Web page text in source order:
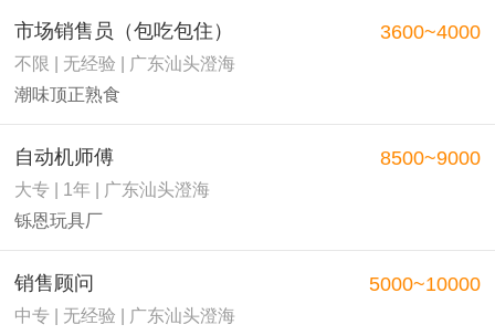
市场销售员（包吃包住）
不限 | 无经验 | 广东汕头澄海
潮味顶正熟食
3600~4000
自动机师傅
大专 | 1年 | 广东汕头澄海
铄恩玩具厂
8500~9000
销售顾问
中专 | 无经验 | 广东汕头澄海
5000~10000